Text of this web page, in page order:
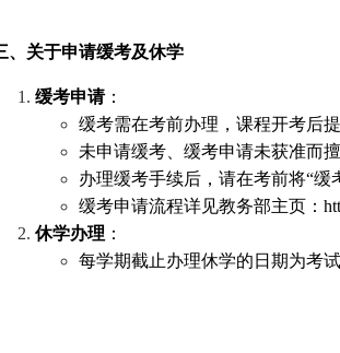
、关于申请缓考及休学
缓考申请：
缓考需在考前办理，课程开考后
未申请缓考、缓考申请未获准而
办理缓考手续后，请在考前将“缓
缓考申请流程详见教务部主页：
休学办理 ：
每学期截止办理休学的日期为考